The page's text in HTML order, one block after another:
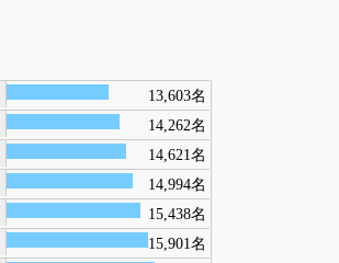
13,603名
14,262名
14,621名
14,994名
15,438名
15,901名